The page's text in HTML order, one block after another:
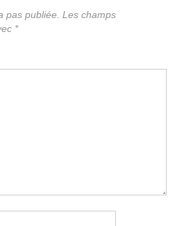
pas publiée. Les champs
*